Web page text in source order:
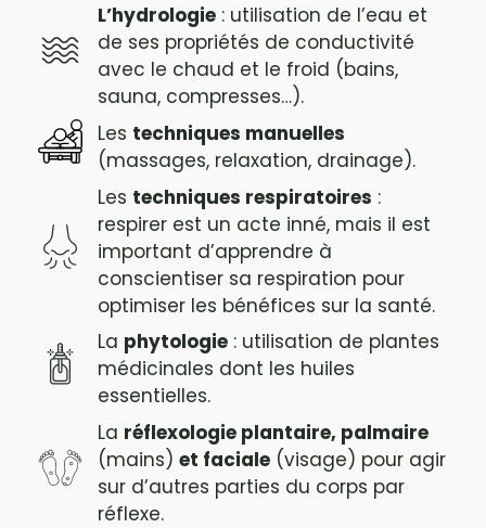
L’hydrologie: utilisation de l’eau et
de ses propriétés de conductivité
avec le chaud et le froid (bains,
sauna, compresses…).
Les techniques manuelles
(massages, relaxation, drainage).
Les techniques respiratoires :
respirer est un acte inné, mais il est
important d’apprendre à
conscientiser sa respiration pour
optimiser les bénéfices sur la santé.
La phytologie: utilisation de plantes
médicinales dont les huiles
essentielles.
La réflexologie plantaire, palmaire
(mains) et faciale(visage) pour agir
sur d’autres parties du corps par
réflexe.